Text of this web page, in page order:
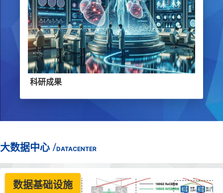
科研成果
大数据中心 /DATACENTER
数据基础设施